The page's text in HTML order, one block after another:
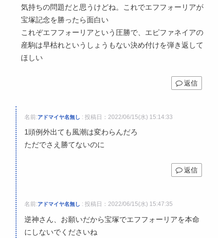
気持ちの問題だと思うけどね。これでエフフォーリアが
宝塚記念を勝ったら面白い
これぞエフフォーリアという圧勝で、エピファネイアの
産駒は早枯れというしょうもない決め付けを弾き返して
ほしい
返信
名前:アドマイヤ名無し : 投稿日：2022/06/15(水) 15:14:33
1頭例外出ても風潮は変わらんだろ
ただでさえ勝てないのに
返信
名前:アドマイヤ名無し : 投稿日：2022/06/15(水) 15:47:35
逆神さん、お願いだから宝塚でエフフォーリアを本命
にしないでくださいね